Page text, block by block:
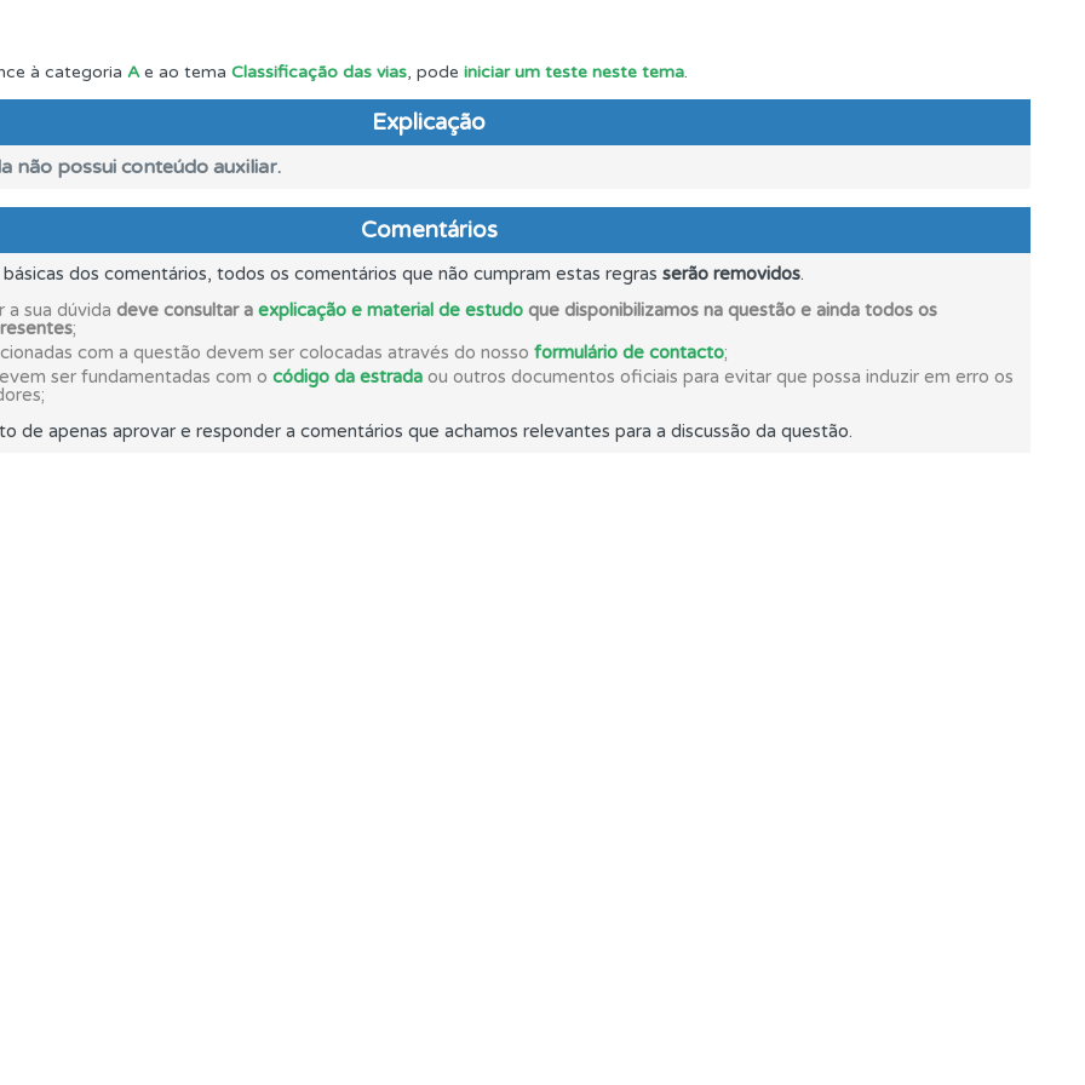
aqui todas as questões que usamos na plataforma.
para ter acesso às suas estatísticas em qualquer equipamento.
onde tem mais dificuldades no seu perfil.
teste que recomendamos para obter os melhores resultados.
que usamos estão atualizadas e são as mesmas do exame oficial.
à categoria Ae ao tema Classificação das vias, pode iniciar um teste neste tema.
Explicação
não possui conteúdo auxiliar.
Comentários
básicas dos comentários, todos os comentários que não cumpram estas regras serão removidos.
a sua dúvida deve consultar a explicação e material de estudo que disponibilizamos na questão e ainda todos os
;
com a questão devem ser colocadas através do nosso formulário de contacto;
ser fundamentadas com o código da estrada ou outros documentos oficiais para evitar que possa induzir em erro os
de apenas aprovar e responder a comentários que achamos relevantes para a discussão da questão.